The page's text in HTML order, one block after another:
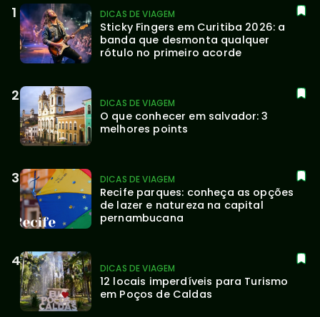
DICAS DE VIAGEM
Sticky Fingers em Curitiba 2026: a
banda que desmonta qualquer
rótulo no primeiro acorde
DICAS DE VIAGEM
O que conhecer em salvador: 3
melhores points
DICAS DE VIAGEM
Recife parques: conheça as opções
de lazer e natureza na capital
pernambucana
DICAS DE VIAGEM
12 locais imperdíveis para Turismo
em Poços de Caldas